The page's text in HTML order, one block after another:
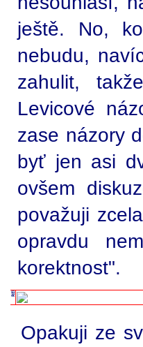
ještě. No,
nebudu,
zahulit,
Levicové
zase názory
byť jen asi
ovšem
považuji
opravdu
korektnost".
Opakuji ze